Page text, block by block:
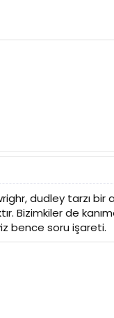
dudley tarzı bir
Bizimkiler de
bence soru işareti.